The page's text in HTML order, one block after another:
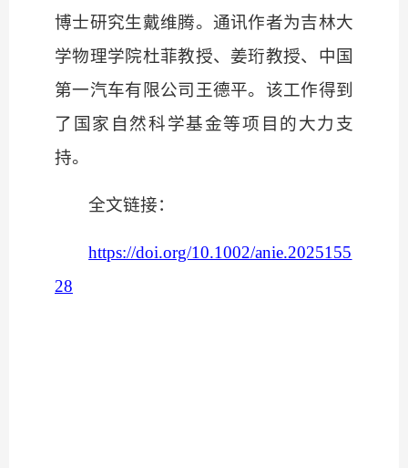
博士研究生戴维腾。通讯作者为吉林大
学物理学院杜菲教授、姜珩教授、中国
第一汽车有限公司王德平。该工作得到
了国家自然科学基金等项目的大力支
持。
全文链接：
https://doi.org/10.1002/anie.2025155
28